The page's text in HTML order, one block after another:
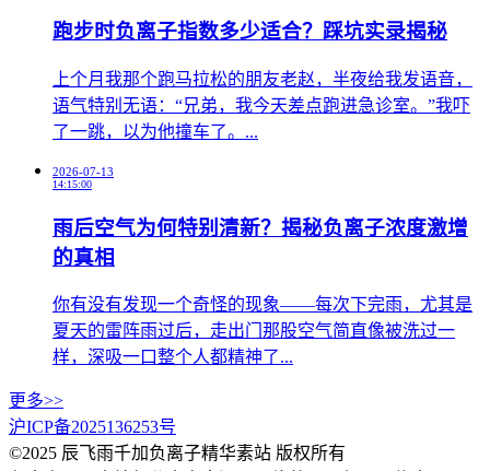
跑步时负离子指数多少适合？踩坑实录揭秘
上个月我那个跑马拉松的朋友老赵，半夜给我发语音，
语气特别无语：“兄弟，我今天差点跑进急诊室。”我吓
了一跳，以为他撞车了。...
2026-07-13
14:15:00
雨后空气为何特别清新？揭秘负离子浓度激增
的真相
你有没有发现一个奇怪的现象——每次下完雨，尤其是
夏天的雷阵雨过后，走出门那股空气简直像被洗过一
样，深吸一口整个人都精神了...
更多>>
沪ICP备2025136253号
©2025 辰飞雨千加负离子精华素站 版权所有